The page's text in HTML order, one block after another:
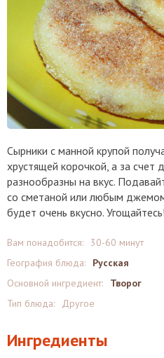
Сырники с манной крупой
хрустящей корочкой, а за счет
разнообразны на вкус.
со сметаной или любым
будет очень вкусно. Угощайтесь!
Вам понадобится:
30-60 минут
География блюда:
Русская
Основной ингредиент:
Творог
Тип блюда:
Другое
Ингредиенты